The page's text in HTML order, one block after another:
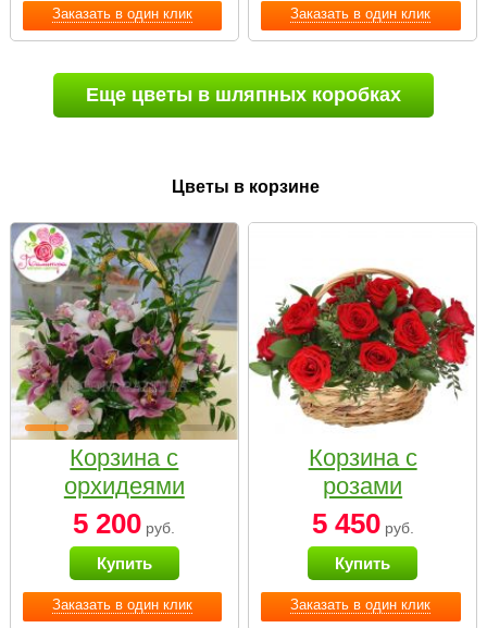
Заказать в один клик Заказать в один клик
Еще цветы в шляпных коробках
Цветы в корзине
Заказать в один клик
Корзина с
орхидеями
малая
5 200 руб.
Купить
Заказать в один клик
Корзина с
розами
«Красный
Париж»
5 450руб.
Купить